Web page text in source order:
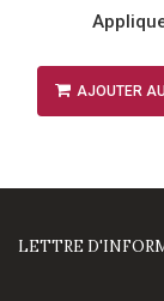
AJOUTER
LETTRE